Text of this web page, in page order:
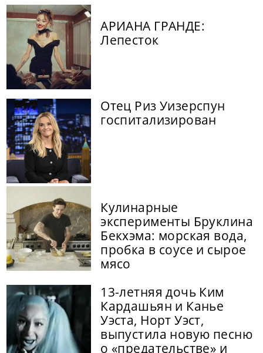
АРИАНА ГРАНДЕ:
Лепесток
Отец Риз Уизерспун
госпитализирован
Кулинарные
эксперименты Бруклина
Бекхэма: морская вода,
пробка в соусе и сырое
мясо
13-летняя дочь Ким
Кардашьян и Канье
Уэста, Норт Уэст,
выпустила новую песню
о «предательстве» и